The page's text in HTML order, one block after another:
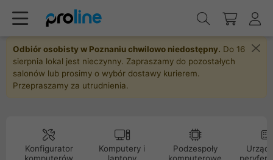
Odbiór osobisty w Poznaniu chwilowo niedostępny. Do 16
sierpnia lokal jest nieczynny. Zapraszamy do pozostałych
salonów lub prosimy o wybór dostawy kurierem.
Przepraszamy za utrudnienia.
Konfigurator
Komputery i
Podzespoły